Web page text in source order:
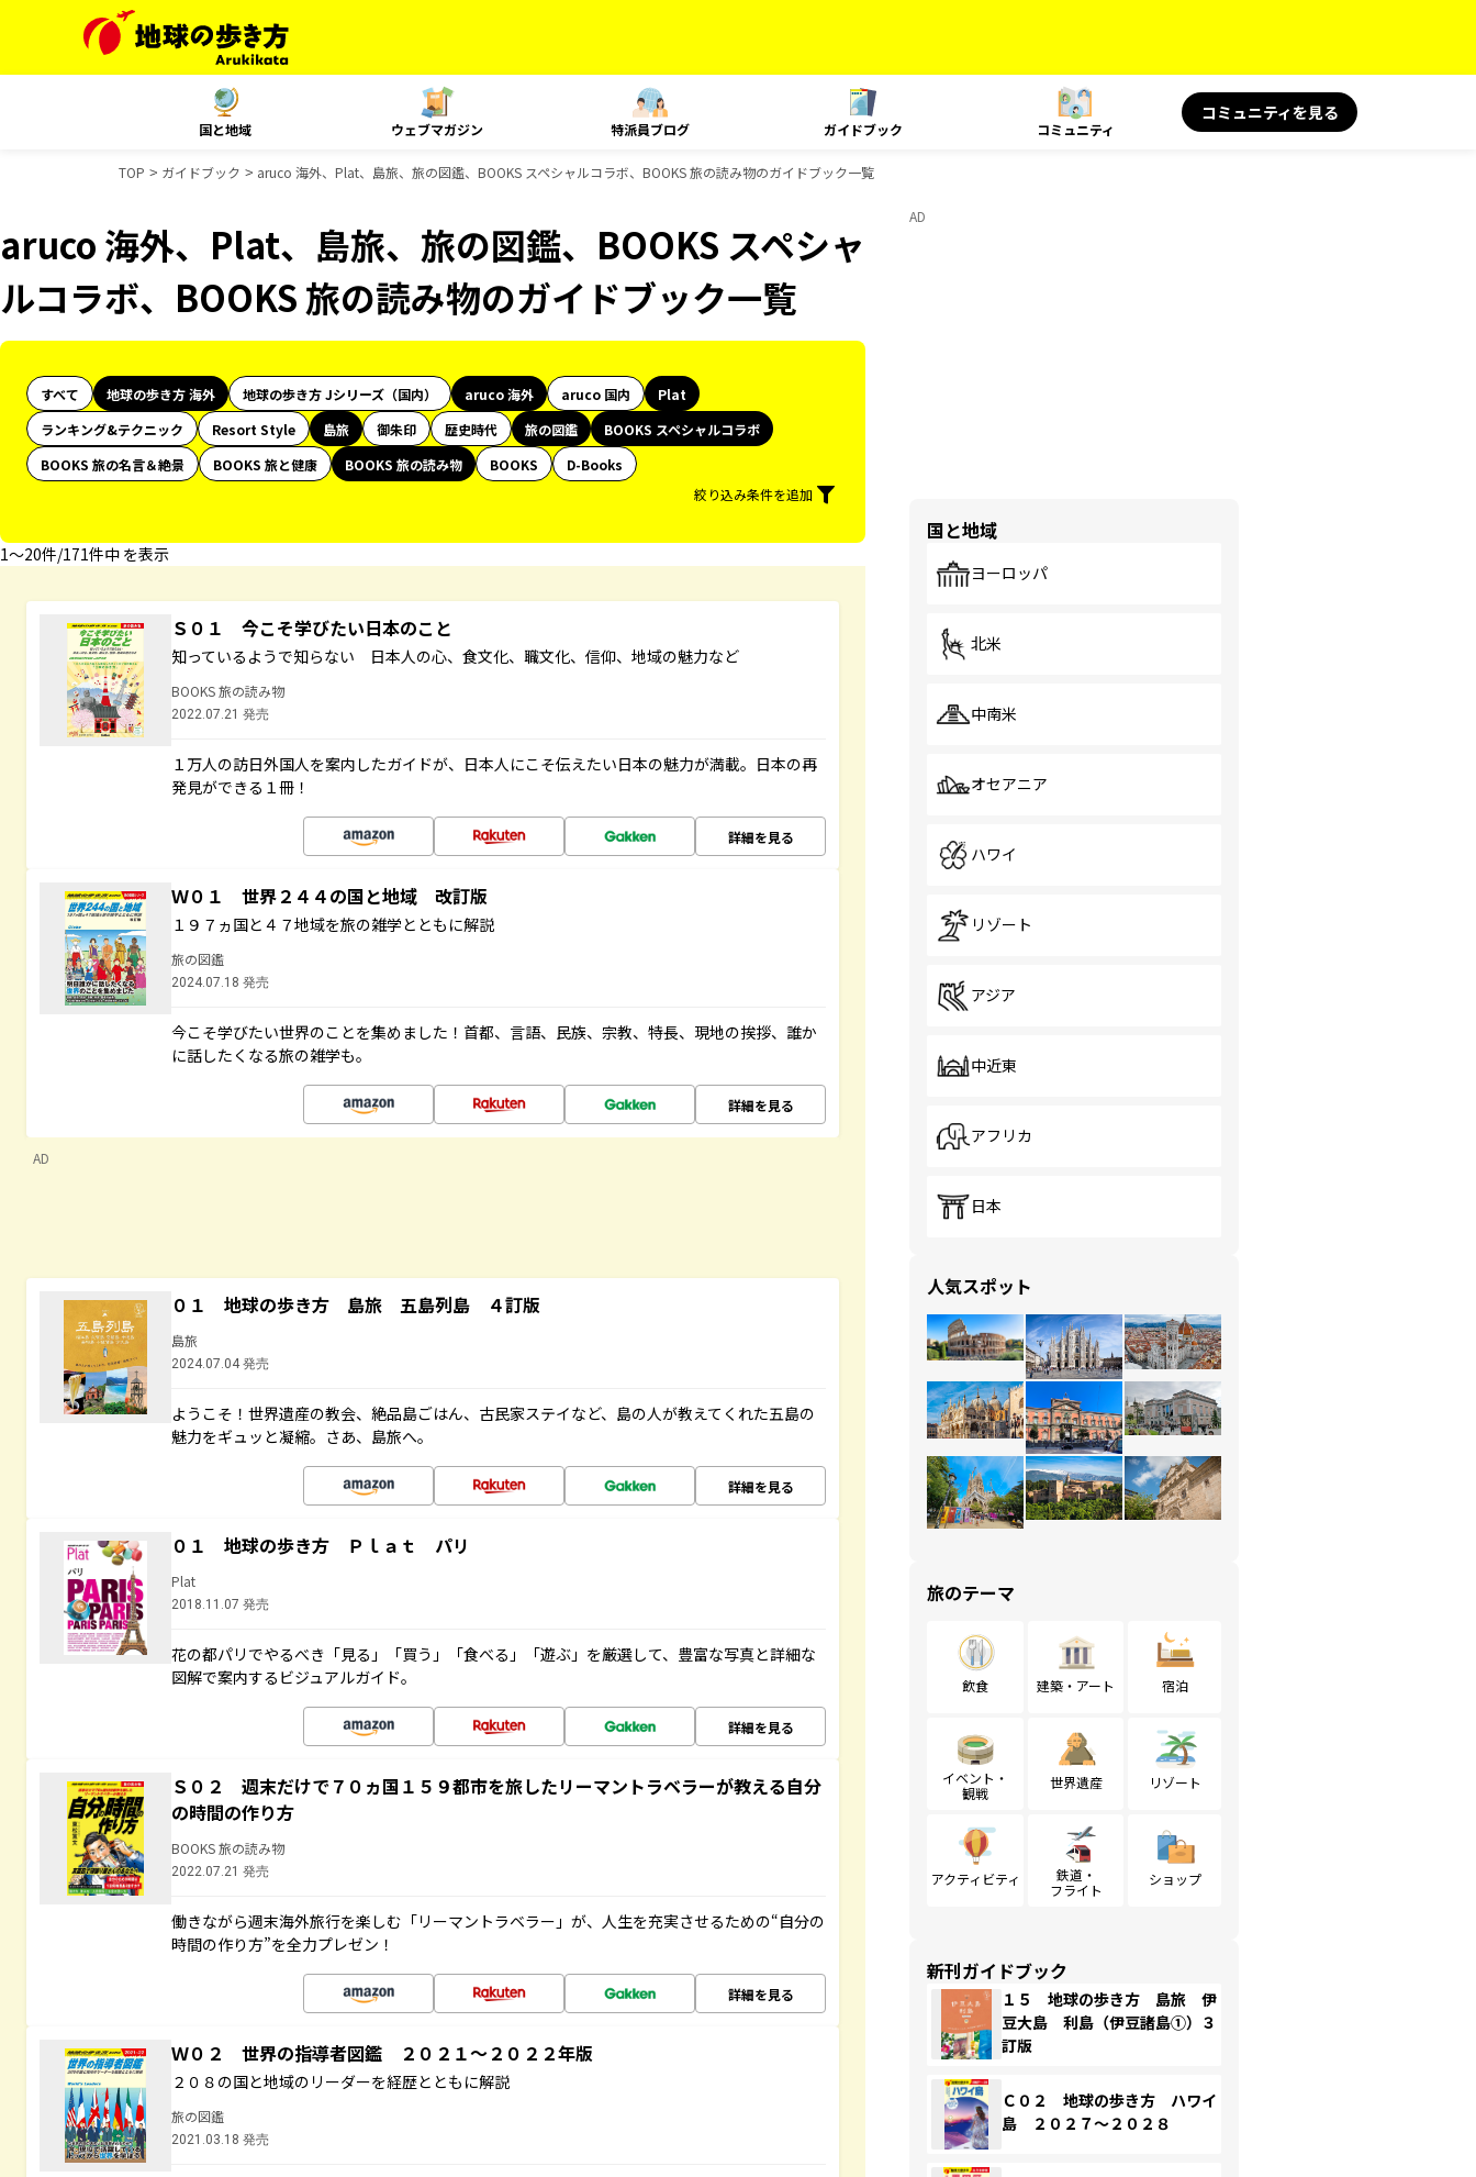
国と地域 ウェブマガジン 特派員ブログ ガイドブック コミュニティ
コミュニティを見る
TOP ガイドブック aruco 海外、Plat、島旅、旅の図鑑、BOOKS スペシャルコラボ、BOOKS 旅の読み物のガイドブック一覧
aruco 海外、Plat、島旅、旅の図鑑、BOOKS スペシャ
ルコラボ、BOOKS 旅の読み物のガイドブック一覧
すべて 地球の歩き方 海外 地球の歩き方 Jシリーズ（国内） aruco 海外 aruco 国内
Plat
ランキング&テクニック
Resort Style 島旅 御朱印 歴史時代 旅の図鑑
BOOKS スペシャルコラボ
BOOKS 旅の名言＆絶景
BOOKS 旅と健康 BOOKS 旅の読み物 BOOKS
D-Books
絞り込み条件を追加
1〜20件/171件中 を表示
Ｓ０１ 今こそ学びたい日本のこと
知っているようで知らない 日本人の心、食文化、職文化、信仰、地域の魅力など
BOOKS 旅の読み物
2022.07.21 発売
１万人の訪日外国人を案内したガイドが、日本人にこそ伝えたい日本の魅力が満載。日本の再
発見ができる１冊！
詳細を見る
Ｗ０１ 世界２４４の国と地域 改訂版
１９７ヵ国と４７地域を旅の雑学とともに解説
旅の図鑑
2024.07.18 発売
今こそ学びたい世界のことを集めました！首都、言語、民族、宗教、特長、現地の挨拶、誰か
に話したくなる旅の雑学も。
詳細を見る
AD
０１ 地球の歩き方 島旅 五島列島 ４訂版
島旅
2024.07.04 発売
ようこそ！世界遺産の教会、絶品島ごはん、古民家ステイなど、島の人が教えてくれた五島の
魅力をギュッと凝縮。さあ、島旅へ。
詳細を見る
０１ 地球の歩き方 Ｐｌａｔ パリ
Plat
2018.11.07 発売
花の都パリでやるべき「見る」「買う」「食べる」「遊ぶ」を厳選して、豊富な写真と詳細な
図解で案内するビジュアルガイド。
詳細を見る
Ｓ０２ 週末だけで７０ヵ国１５９都市を旅したリーマントラベラーが教える自分
の時間の作り方
BOOKS 旅の読み物
2022.07.21 発売
働きながら週末海外旅行を楽しむ「リーマントラベラー」が、人生を充実させるための“自分の
時間の作り方”を全力プレゼン！
詳細を見る
Ｗ０２ 世界の指導者図鑑 ２０２１～２０２２年版
２０８の国と地域のリーダーを経歴とともに解説
旅の図鑑
2021.03.18 発売
AD
国と地域
ヨーロッパ
北米
中南米
オセアニア
ハワイ
リゾート
アジア
中近東
アフリカ
日本
人気スポット
旅のテーマ
飲食 建築・アート 宿泊
イベント・
観戦
世界遺産 リゾート
アクティビティ
鉄道・
フライト
ショップ
新刊ガイドブック
１５ 地球の歩き方 島旅 伊
豆大島 利島（伊豆諸島①）３
訂版
Ｃ０２ 地球の歩き方 ハワイ
島 ２０２７～２０２８